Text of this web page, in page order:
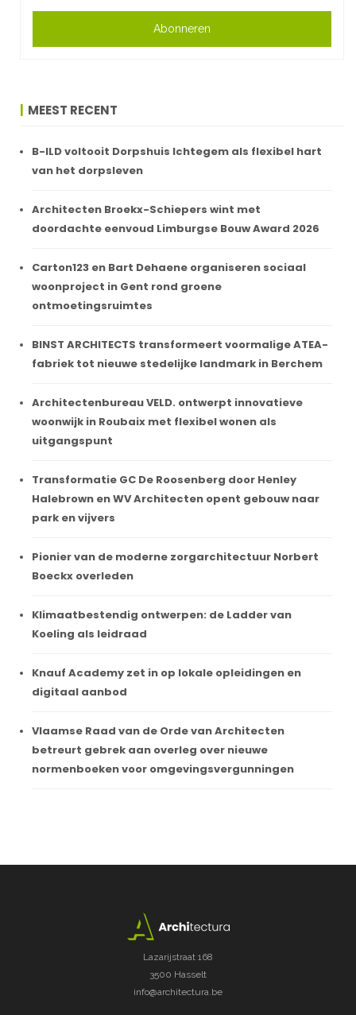
Abonneren
MEEST RECENT
B-ILD voltooit Dorpshuis Ichtegem als flexibel hart
van het dorpsleven
Architecten Broekx-Schiepers wint met
doordachte eenvoud Limburgse Bouw Award 2026
Carton123 en Bart Dehaene organiseren sociaal
woonproject in Gent rond groene
ontmoetingsruimtes
BINST ARCHITECTS transformeert voormalige ATEA-
fabriek tot nieuwe stedelijke landmark in Berchem
Architectenbureau VELD. ontwerpt innovatieve
woonwijk in Roubaix met flexibel wonen als
uitgangspunt
Transformatie GC De Roosenberg door Henley
Halebrown en WV Architecten opent gebouw naar
park en vijvers
Pionier van de moderne zorgarchitectuur Norbert
Boeckx overleden
Klimaatbestendig ontwerpen: de Ladder van
Koeling als leidraad
Knauf Academy zet in op lokale opleidingen en
digitaal aanbod
Vlaamse Raad van de Orde van Architecten
betreurt gebrek aan overleg over nieuwe
normenboeken voor omgevingsvergunningen
Lazarijstraat 168
3500 Hasselt
info@architectura.be